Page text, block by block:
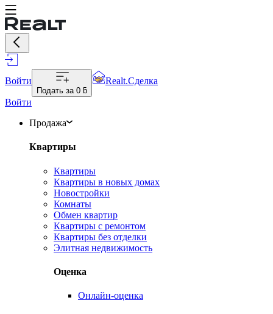
Войти
Подать за 0 ƃ
Realt.Сделка
Войти
Продажа
Квартиры
Квартиры
Квартиры в новых домах
Новостройки
Комнаты
Обмен квартир
Квартиры с ремонтом
Квартиры без отделки
Элитная недвижимость
Оценка
Онлайн-оценка